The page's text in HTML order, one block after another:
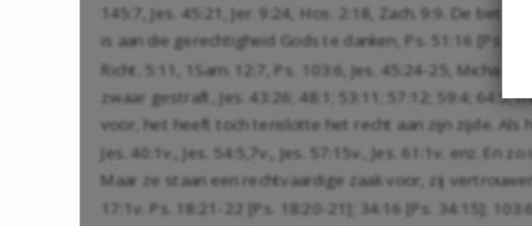
145:7 Jes. 45:21 Jer. 9:24 Hos. 2:18 Zach. 9:9 . De
is aan die gerechtigheid Gods te danken, Ps. 51:16 [Ps.
Richt. 5:11
1Sam. 12:7 Ps. 103:6 Jes. 45:24-25 Micha 6:5
zwaar gestraft,Jes. 43:26 48:1 53:11 57:12 59:4 ;64:5,
voor, het heeft toch tenslotte het recht aan zijn zijde. Als
Jes. 40:1 v., Jes. 54:5 7v., Jes. 57:15v., Jes. 61:1 v. enz. En
Maar ze staan een rechtvaardige zaak voor, zij
17:1v. Ps. 18:21-22 [Ps. 18:20-21 ]; 34:16 [Ps. 34:15]; 103:6